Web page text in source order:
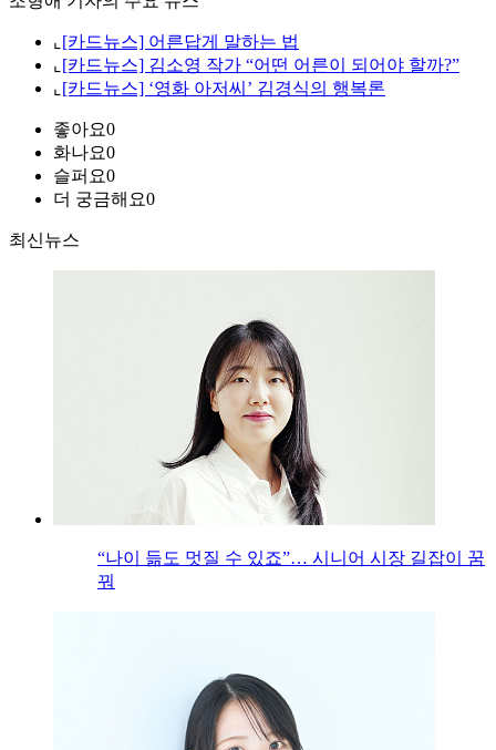
⌞ [카드뉴스] 어른답게 말하는 법
⌞ [카드뉴스] 김소영 작가 “어떤 어른이 되어야 할까?”
⌞ [카드뉴스] ‘영화 아저씨’ 김경식의 행복론
좋아요0
화나요0
슬퍼요0
더 궁금해요0
최신뉴스
“나이 듦도 멋질 수 있죠”… 시니어 시장 길잡이 꿈
꿔